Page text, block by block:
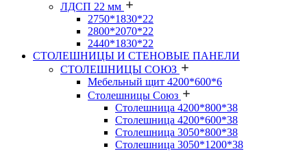
ЛДСП 22 мм
2750*1830*22
2800*2070*22
2440*1830*22
СТОЛЕШНИЦЫ И СТЕНОВЫЕ ПАНЕЛИ
СТОЛЕШНИЦЫ СОЮЗ
Мебельный щит 4200*600*6
Столешницы Союз
Столешница 4200*800*38
Столешница 4200*600*38
Столешница 3050*800*38
Столешница 3050*1200*38